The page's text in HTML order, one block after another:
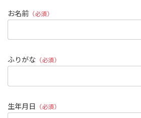
お名前 （必須）
ふりがな （必須）
生年月日 （必須）